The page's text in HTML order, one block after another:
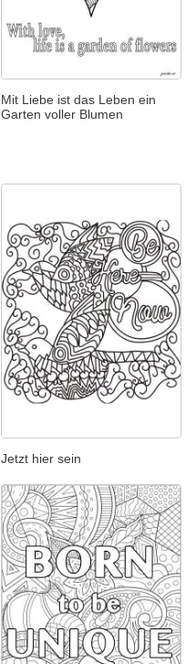
Mit Liebe ist das Leben ein
Garten voller Blumen
Jetzt hier sein